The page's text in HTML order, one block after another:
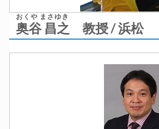
奥谷 昌之
おくや まさゆき
教授 / 浜松